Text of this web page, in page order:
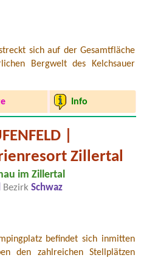
sich auf der Gesamtfläche
Bergwelt des Kelchsauer
Info
|
Zillertal
im Zillertal
Bezirk Schwaz
befindet sich inmitten
den zahlreichen Stellplätzen